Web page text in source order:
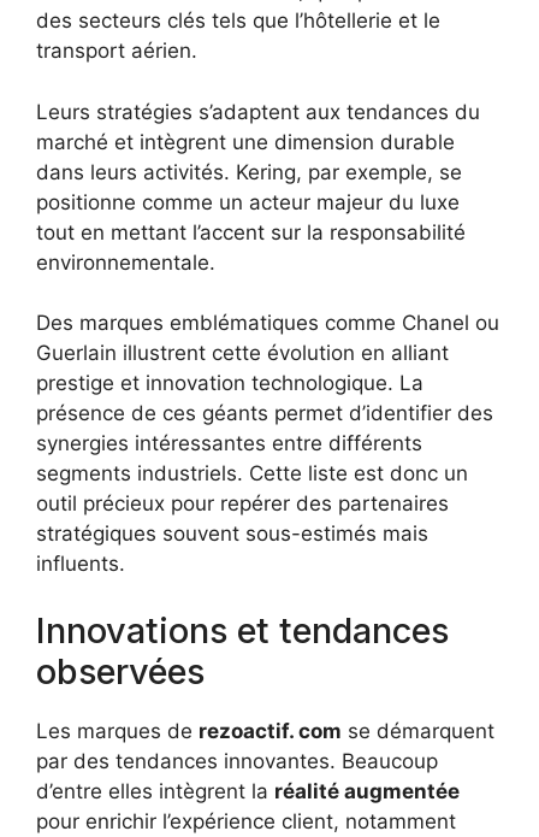
des secteurs clés tels que l’hôtellerie et le
transport aérien.
Leurs stratégies s’adaptent aux tendances du
marché et intègrent une dimension durable
dans leurs activités. Kering, par exemple, se
positionne comme un acteur majeur du luxe
tout en mettant l’accent sur la responsabilité
environnementale.
Des marques emblématiques comme Chanel ou
Guerlain illustrent cette évolution en alliant
prestige et innovation technologique. La
présence de ces géants permet d’identifier des
synergies intéressantes entre différents
segments industriels. Cette liste est donc un
outil précieux pour repérer des partenaires
stratégiques souvent sous-estimés mais
influents.
Innovations et tendances
observées
Les marques de rezoactif. com se démarquent
par des tendances innovantes. Beaucoup
d’entre elles intègrent la réalité augmentée
pour enrichir l’expérience client, notamment